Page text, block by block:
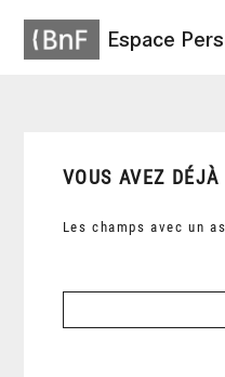
Espace
VOUS AVEZ
Les champs avec un